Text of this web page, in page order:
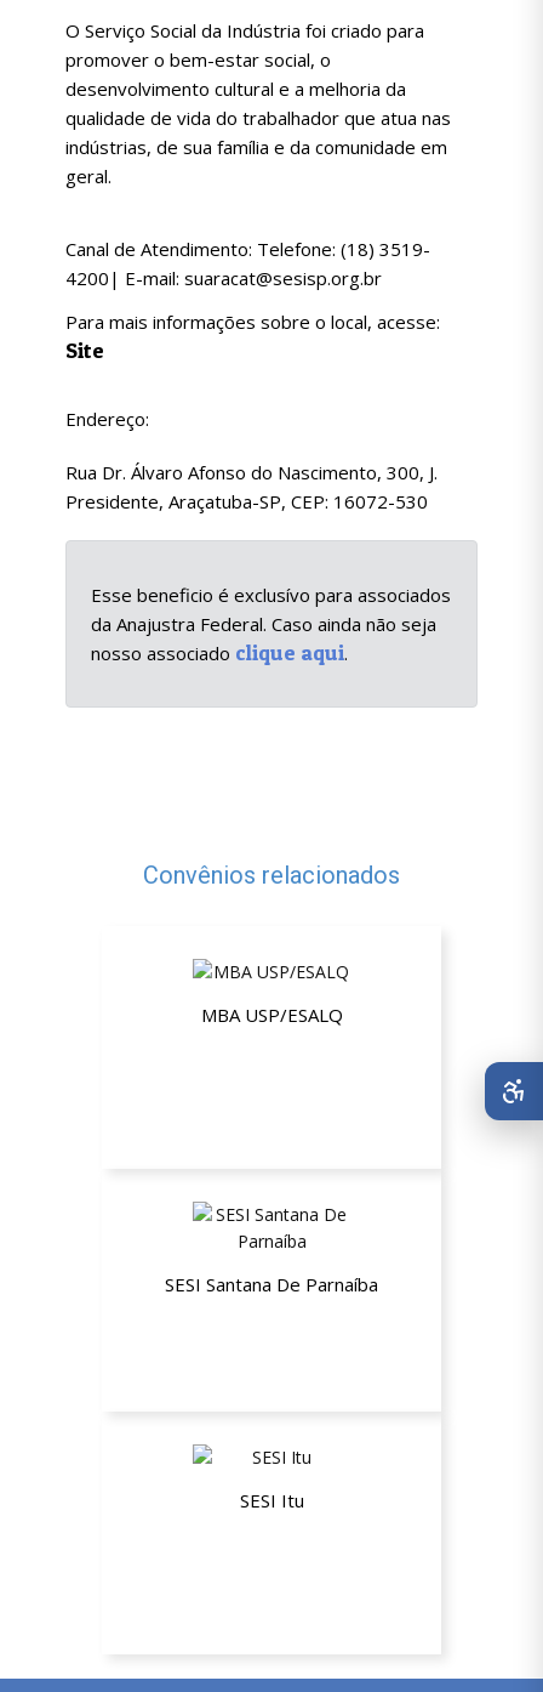
O Serviço Social da Indústria foi criado para
promover o bem-estar social, o
desenvolvimento cultural e a melhoria da
qualidade de vida do trabalhador que atua nas
indústrias, de sua família e da comunidade em
geral.
Canal de Atendimento: Telefone: (18) 3519-
4200| E-mail: suaracat@sesisp.org.br
Para mais informações sobre o local, acesse:
Site
Endereço:
Rua Dr. Álvaro Afonso do Nascimento, 300, J.
Presidente, Araçatuba-SP, CEP: 16072-530
Esse beneficio é exclusívo para associados
da Anajustra Federal. Caso ainda não seja
nosso associado clique aqui.
Convênios relacionados
MBA USP/ESALQ
SESI Santana De Parnaíba
SESI Itu